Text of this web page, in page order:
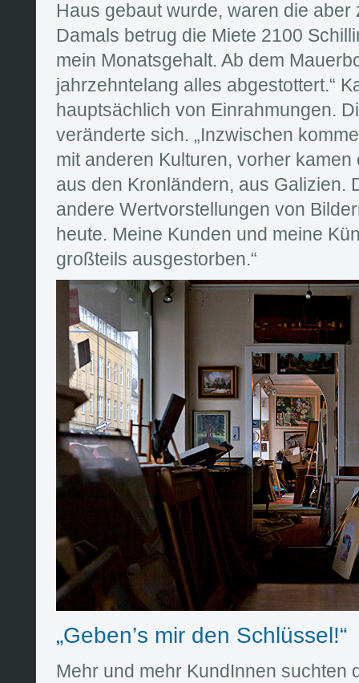
Haus gebaut wurde, waren die aber
Damals betrug die Miete 2100
mein Monatsgehalt. Ab dem
jahrzehntelang alles abgestottert.“
hauptsächlich von Einrahmungen.
veränderte sich. „Inzwischen
mit anderen Kulturen, vorher
aus den Kronländern, aus Galizien.
andere Wertvorstellungen von
heute. Meine Kunden und meine
großteils ausgestorben.“
„Geben’s mir den Schlüssel!“
Mehr und mehr KundInnen suchten